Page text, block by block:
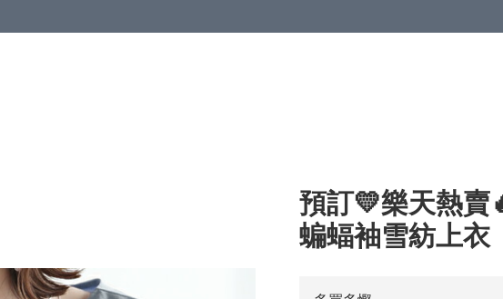
預訂💛樂天熱賣
蝙蝠袖雪紡上衣